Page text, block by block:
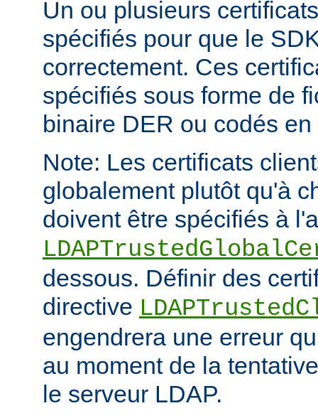
Un ou plusieurs
spécifiés pour que le
correctement. Ces
spécifiés sous forme de
binaire DER ou codés
Note: Les certificats
globalement plutôt qu'à
doivent être spécifiés à
dessous. Définir des
directive
engendrera une erreur
au moment de la
le serveur LDAP.